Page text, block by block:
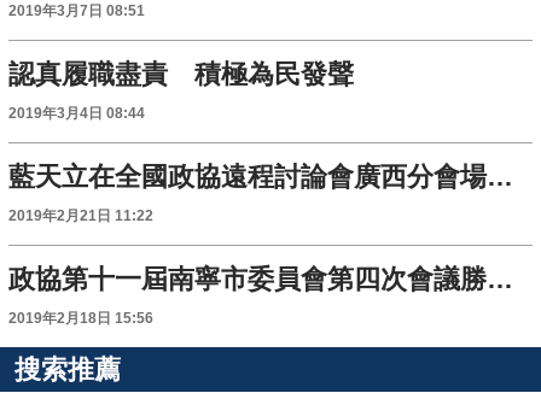
2019年3月7日 08:51
認真履職盡責 積極為民發聲
2019年3月4日 08:44
藍天立在全國政協遠程討論會廣西分會場上發言
2019年2月21日 11:22
政協第十一屆南寧市委員會第四次會議勝利閉幕
2019年2月18日 15:56
搜索推薦